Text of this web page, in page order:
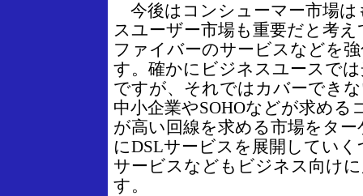
今後はコンシューマー市場
スユーザー市場も重要だと考
ファイバーのサービスなどを
す。確かにビジネスユースで
ですが、それではカバーでき
中小企業やSOHOなどが求め
が高い回線を求める市場をタ
にDSLサービスを展開してい
サービスなどもビジネス向け
す。